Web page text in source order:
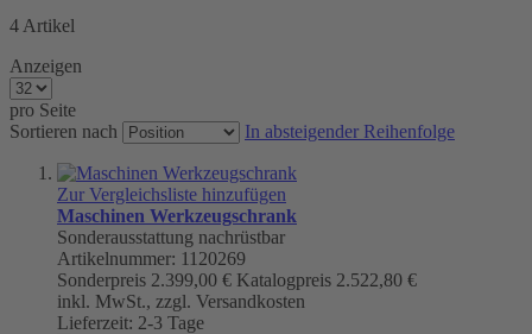
4 Artikel
Anzeigen
pro Seite
Sortieren nach
In absteigender Reihenfolge
Zur Vergleichsliste hinzufügen
Maschinen Werkzeugschrank
Sonderausstattung nachrüstbar
Artikelnummer: 1120269
Sonderpreis 2.399,00 € Katalogpreis 2.522,80 €
inkl. MwSt., zzgl. Versandkosten
Lieferzeit: 2-3 Tage